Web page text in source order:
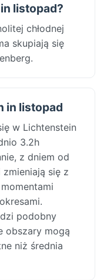
listopad?
chłodnej
skupiają się
in listopad
w Lichtenstein
3.2h
z dniem od
się z
podobny
obszary mogą
niż średnia